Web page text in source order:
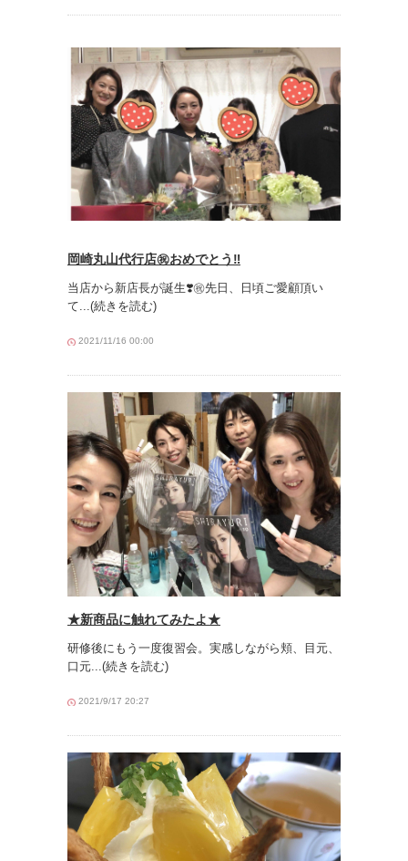
岡崎丸山代行店㊗️おめでとう‼️
当店から新店長が誕生❣️㊗️先日、日頃ご愛顧頂い
て...(続きを読む)
2021/11/16 00:00
★新商品に触れてみたよ★
研修後にもう一度復習会。実感しながら頬、目元、
口元...(続きを読む)
2021/9/17 20:27